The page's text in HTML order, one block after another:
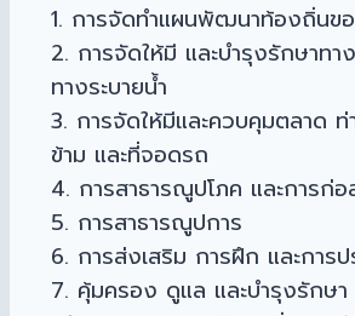
1. การจัดทำแผนพัฒนาท้องถิ่นข
2. การจัดให้มี และบำรุงรักษาทา
ทางระบายน้ำ
3. การจัดให้มีและควบคุมตลาด ท่
ข้าม และที่จอดรถ
4. การสาธารณูปโภค และการก่
5. การสาธารณูปการ
6. การส่งเสริม การฝึก และการ
7. คุ้มครอง ดูแล และบำรุงรักษา